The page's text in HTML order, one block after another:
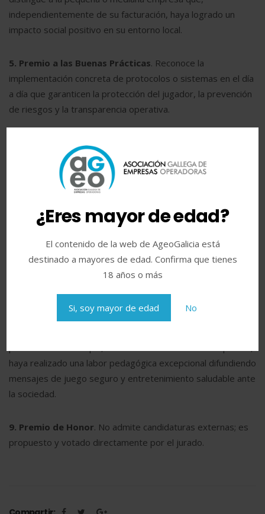
¿Eres mayor de edad?
El contenido de la web de AgeoGalicia está
destinado a mayores de edad. Confirma que tienes
18 años o más
Si, soy mayor de edad No
independientemente de su facturación, haya logrado un
impacto social positivo en su entorno local.
5. Premio a las Buenas Prácticas. Reconoce la
implementación concreta de protocolos o sistemas en el día
a día que garanticen la protección del jugador, la prevención
de riesgos y la transparencia operativa.
6. Premio al Mejor Directivo / Empresario
trayectoria de un líder masculino, pero con un cambio
fundamental: este año, el criterio principal será su labor
activa en el fomento de la inclusión social, la diversidad y la
en la categoría masculina, distingue la gestión y visión
estratégica de una líder femenina, valorando por encima de
haya realizado una labor pedagógica excepcional difundiendo
mensajes de juego seguro y entretenimiento saludable ante
la sociedad.
9. Premio de Honor. No admite candidaturas externas; es
propuesto y votado directamente por el jurado.